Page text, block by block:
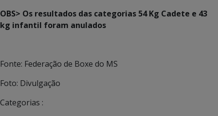
OBS> Os resultados das categorias 54 Kg Cadete e 43
kg infantil foram anulados
Fonte: Federação de Boxe do MS
Foto: Divulgação
Categorias :